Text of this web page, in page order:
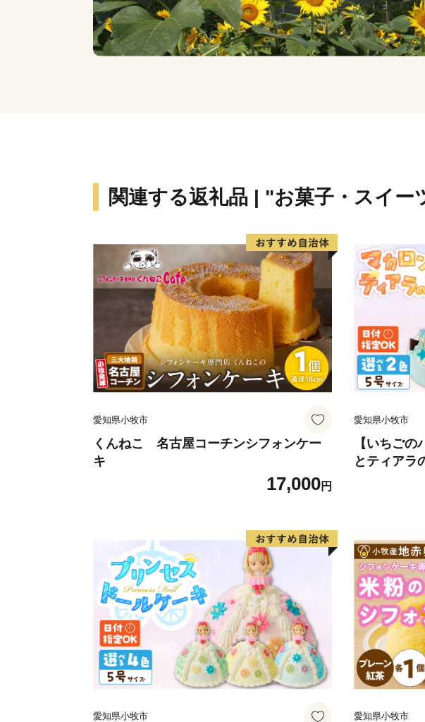
関連する返礼品 | "お菓子・スイー
愛知県小牧市
くんねこ 名古屋コーチンシフォンケー
キ
17,000円
愛知県小牧市
【いちご
とティアラ
デザート
市 送料無
愛知県小牧市 愛知県小牧市